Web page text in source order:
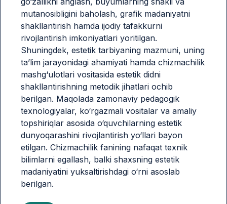
mutanosibligini baholash, grafik madaniyatni
shakllantirish hamda ijodiy tafakkurni
rivojlantirish imkoniyatlari yoritilgan.
Shuningdek, estetik tarbiyaning mazmuni, uning
ta’lim jarayonidagi ahamiyati hamda chizmachilik
mashg‘ulotlari vositasida estetik didni
shakllantirishning metodik jihatlari ochib
berilgan. Maqolada zamonaviy pedagogik
texnologiyalar, ko‘rgazmali vositalar va amaliy
topshiriqlar asosida o‘quvchilarning estetik
dunyoqarashini rivojlantirish yo‘llari bayon
etilgan. Chizmachilik fanining nafaqat texnik
bilimlarni egallash, balki shaxsning estetik
madaniyatini yuksaltirishdagi o‘rni asoslab
berilgan.